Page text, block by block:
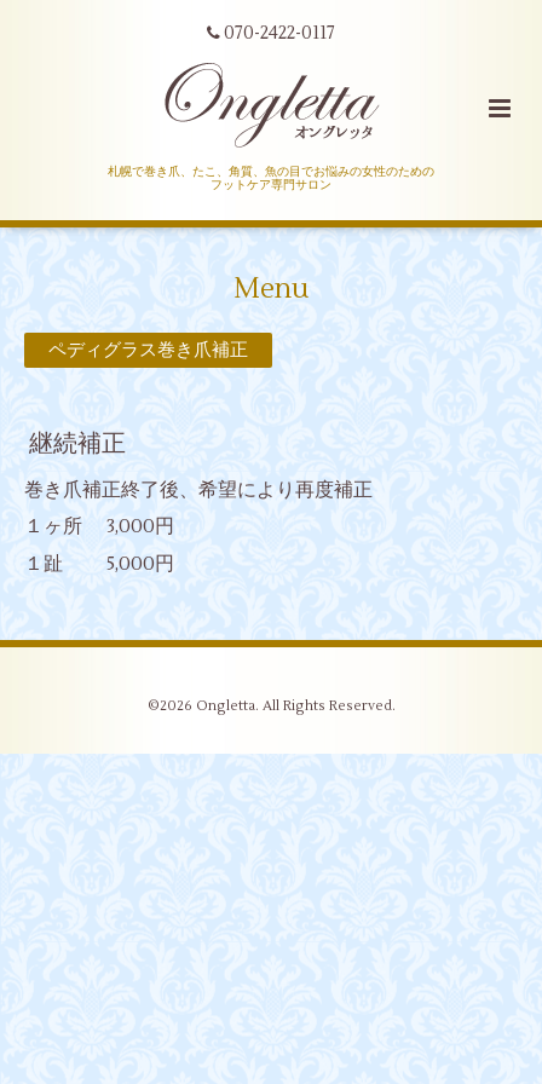
070-2422-0117
札幌で巻き爪、たこ、角質、魚の目でお悩みの女性のための
フットケア専門サロン
Menu
ペディグラス巻き爪補正
継続補正
巻き爪補正終了後、希望により再度補正
１ヶ所 3,000円
１趾 5,000円
©2026 Ongletta. All Rights Reserved.